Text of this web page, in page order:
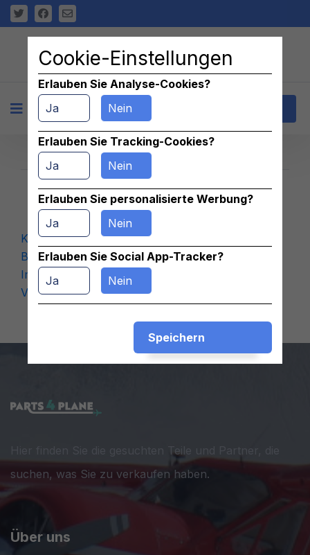
Znaleziono 4 podkategorii
Konstruktionen
Besorgen
Im Hangar platzieren
Verkaufen
Hier finden Sie die gesuchten Teile und Partner, die
suchen, was Sie zu verkaufen haben.
Über uns
Cookie-Einstellungen
Ja Nein
Erlauben Sie Analyse-Cookies?
Ja Nein
Erlauben Sie Tracking-Cookies?
Ja Nein
Erlauben Sie personalisierte Werbung?
Ja Nein
Erlauben Sie Social App-Tracker?
Speichern